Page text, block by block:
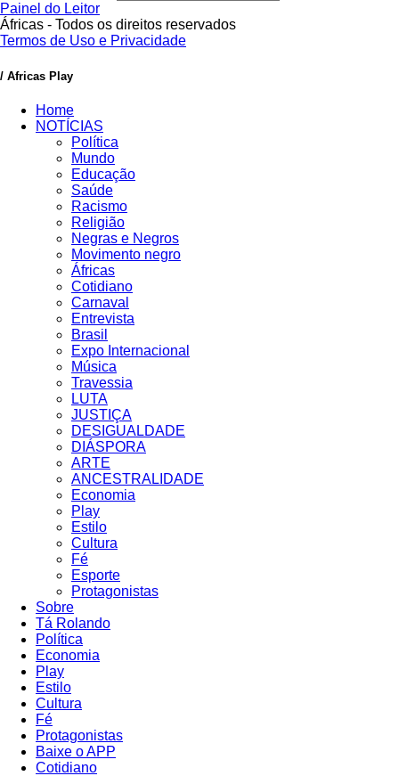
Painel do Leitor
Áfricas - Todos os direitos reservados
Termos de Uso e Privacidade
/ Africas Play
Home
NOTÍCIAS
Política
Mundo
Educação
Saúde
Racismo
Religião
Negras e Negros
Movimento negro
Áfricas
Cotidiano
Carnaval
Entrevista
Brasil
Expo Internacional
Música
Travessia
LUTA
JUSTIÇA
DESIGUALDADE
DIÁSPORA
ARTE
ANCESTRALIDADE
Economia
Play
Estilo
Cultura
Fé
Esporte
Protagonistas
Sobre
Tá Rolando
Política
Economia
Play
Estilo
Cultura
Fé
Protagonistas
Baixe o APP
Cotidiano